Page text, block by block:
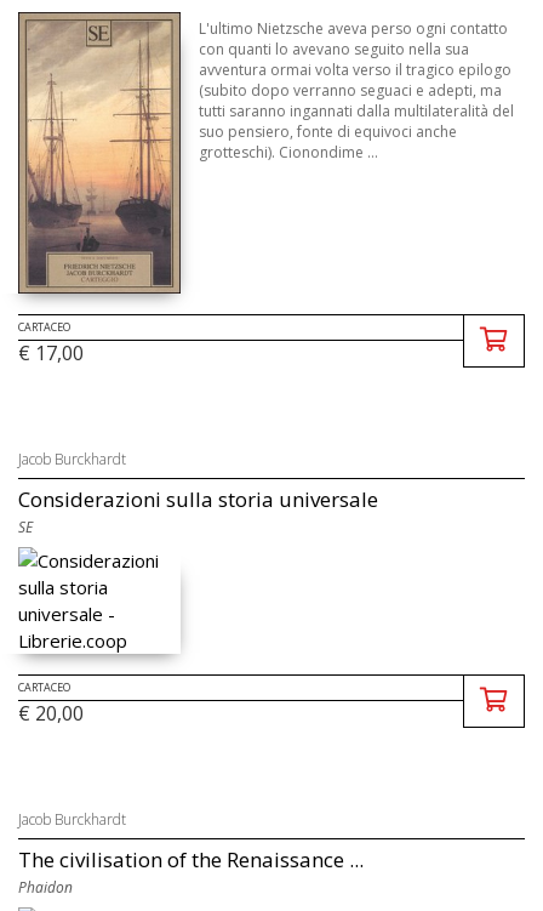
L'ultimo Nietzsche aveva perso ogni contatto
con quanti lo avevano seguito nella sua
avventura ormai volta verso il tragico epilogo
(subito dopo verranno seguaci e adepti, ma
tutti saranno ingannati dalla multilateralità del
suo pensiero, fonte di equivoci anche
grotteschi). Cionondime ...
CARTACEO
€ 17,00
Jacob Burckhardt
Considerazioni sulla storia universale
SE
CARTACEO
€ 20,00
Jacob Burckhardt
The civilisation of the Renaissance ...
Phaidon